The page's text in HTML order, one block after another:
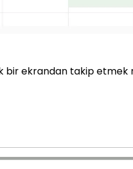
bir ekrandan takip etmek